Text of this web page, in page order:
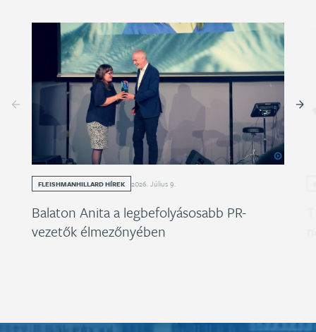
FLEISHMANHILLARD HÍREK 2026. Július9.
Balaton Anita a legbefolyásosabb PR-
vezetők élmezőnyében